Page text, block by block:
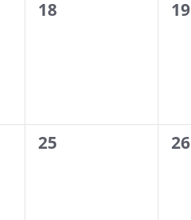
0
18
0
19
0
25
0
26